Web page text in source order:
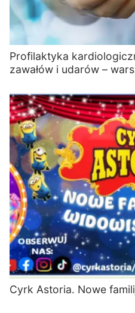
Profilaktyka
zawałów i udarów –
Cyrk Astoria. Nowe